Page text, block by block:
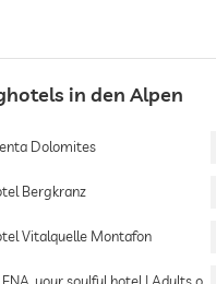
in den Alpen
Dolomites
Bergkranz
Vitalquelle Montafon